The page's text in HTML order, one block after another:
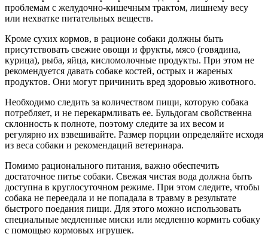
проблемам с желудочно-кишечным трактом, лишнему весу
или нехватке питательных веществ.
Кроме сухих кормов, в рационе собаки должны быть
присутствовать свежие овощи и фрукты, мясо (говядина,
курица), рыба, яйца, кисломолочные продукты. При этом не
рекомендуется давать собаке костей, острых и жареных
продуктов. Они могут причинить вред здоровью животного.
Необходимо следить за количеством пищи, которую собака
потребляет, и не перекармливать ее. Бульдогам свойственна
склонность к полноте, поэтому следите за их весом и
регулярно их взвешивайте. Размер порции определяйте исходя
из веса собаки и рекомендаций ветеринара.
Помимо рационального питания, важно обеспечить
достаточное питье собаки. Свежая чистая вода должна быть
доступна в круглосуточном режиме. При этом следите, чтобы
собака не переедала и не попадала в травму в результате
быстрого поедания пищи. Для этого можно использовать
специальные медленные миски или медленно кормить собаку
с помощью кормовых игрушек.